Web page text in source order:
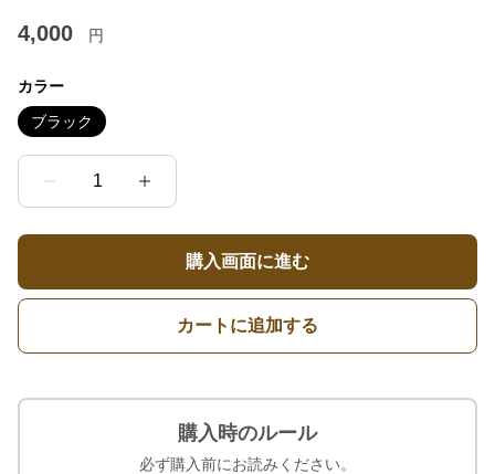
4,000 円
カラー
ブラック
1
購入画面に進む
カートに追加する
購入時のルール
必ず購入前にお読みください。